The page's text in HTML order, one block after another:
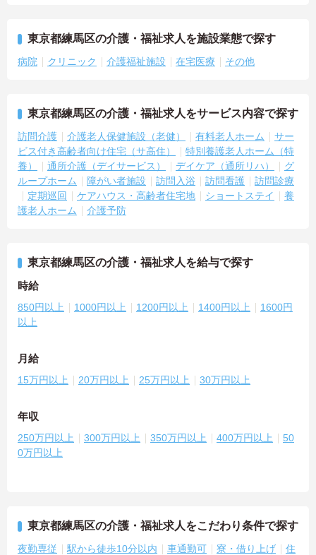
東京都練馬区の介護・福祉求人を施設業態で探す
病院 クリニック 介護福祉施設 在宅医療 その他
東京都練馬区の介護・福祉求人をサービス内容で探す
訪問介護 介護老人保健施設（老健） 有料老人ホーム
サー
ビス付き高齢者向け住宅（サ高住）
特別養護老人ホーム（特
養）
通所介護（デイサービス） デイケア（通所リハ）
グ
ループホーム
障がい者施設 訪問入浴 訪問看護
訪問診療
定期巡回
ケアハウス・高齢者住宅地 ショートステイ
養
護老人ホーム
介護予防
東京都練馬区の介護・福祉求人を給与で探す
時給
850円以上 1000円以上 1200円以上 1400円以上
1600円
以上
月給
15万円以上 20万円以上 25万円以上 30万円以上
年収
250万円以上 300万円以上 350万円以上 400万円以上
50
0万円以上
東京都練馬区の介護・福祉求人をこだわり条件で探す
夜勤専従 駅から徒歩10分以内 車通勤可 寮・借り上げ
住